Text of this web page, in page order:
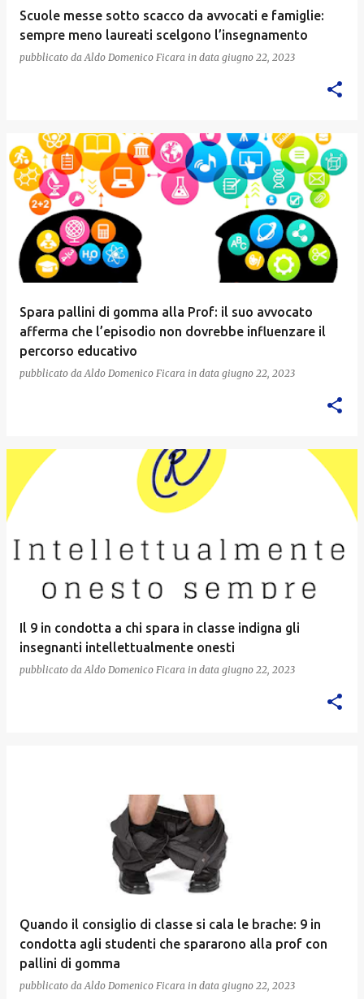
Scuole messe sotto scacco da avvocati e famiglie:
sempre meno laureati scelgono l’insegnamento
pubblicato da Aldo Domenico Ficara in data giugno 22, 2023
Spara pallini di gomma alla Prof: il suo avvocato
afferma che l’episodio non dovrebbe influenzare il
percorso educativo
pubblicato da Aldo Domenico Ficara in data giugno 22, 2023
Il 9 in condotta a chi spara in classe indigna gli
insegnanti intellettualmente onesti
pubblicato da Aldo Domenico Ficara in data giugno 22, 2023
Quando il consiglio di classe si cala le brache: 9 in
condotta agli studenti che spararono alla prof con
pallini di gomma
pubblicato da Aldo Domenico Ficara in data giugno 22, 2023